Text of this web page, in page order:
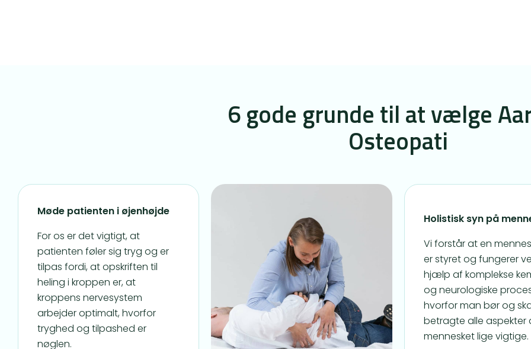
6 gode grunde til at vælge
Osteopati
Møde patienten i øjenhøjde
For os er det vigtigt, at
patienten føler sig tryg og er
tilpas fordi, at opskriften til
heling i kroppen er, at
kroppens nervesystem
arbejder optimalt, hvorfor
tryghed og tilpashed er
nøglen.
Holistisk syn på
Vi forstår at en
er styret og fungerer
hjælp af komplekse
og neurologiske
hvorfor man bør og
betragte alle aspekter
mennesket lige vigtige.